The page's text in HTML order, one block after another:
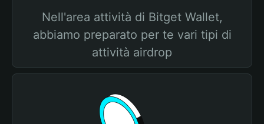
Nell'area attività di Bitget Wallet,
abbiamo preparato per te vari tipi di
attività airdrop